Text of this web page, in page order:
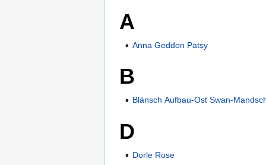
A
Anna Geddon Patsy
B
Blänsch Aufbau-Ost Swan-
D
Dorle Rose